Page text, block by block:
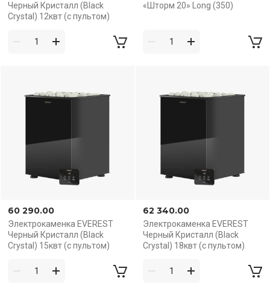
Черный Кристалл (Black
Crystal) 12квт (с пультом)
«Шторм 20» Long (350)
60 290.00
Электрокаменка EVEREST
Черный Кристалл (Black
Crystal) 15квт (с пультом)
62 340.00
Электрокаменка EVEREST
Черный Кристалл (Black
Crystal) 18квт (с пультом)